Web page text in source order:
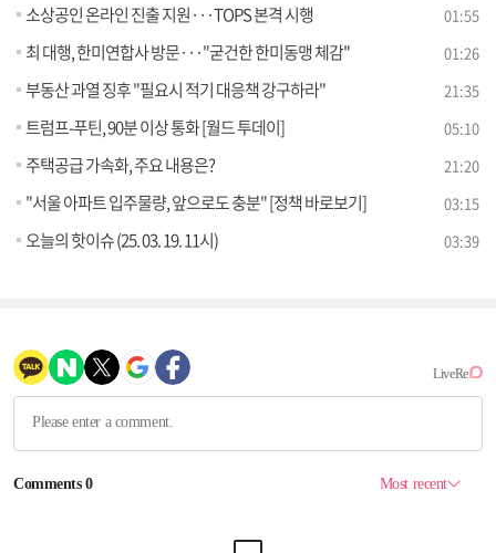
소상공인 온라인 진출 지원···TOPS 본격 시행 01:55
최 대행, 한미연합사 방문···"굳건한 한미동맹 체감" 01:26
부동산 과열 징후 "필요시 적기 대응책 강구하라" 21:35
트럼프-푸틴, 90분 이상 통화 [월드 투데이] 05:10
주택공급 가속화, 주요 내용은? 21:20
"서울 아파트 입주물량, 앞으로도 충분" [정책 바로보기] 03:15
오늘의 핫이슈 (25. 03. 19. 11시) 03:39